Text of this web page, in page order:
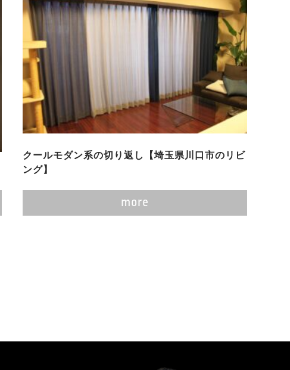
クールモダン系の切り返し【埼玉県川口市のリビ
ング】
more